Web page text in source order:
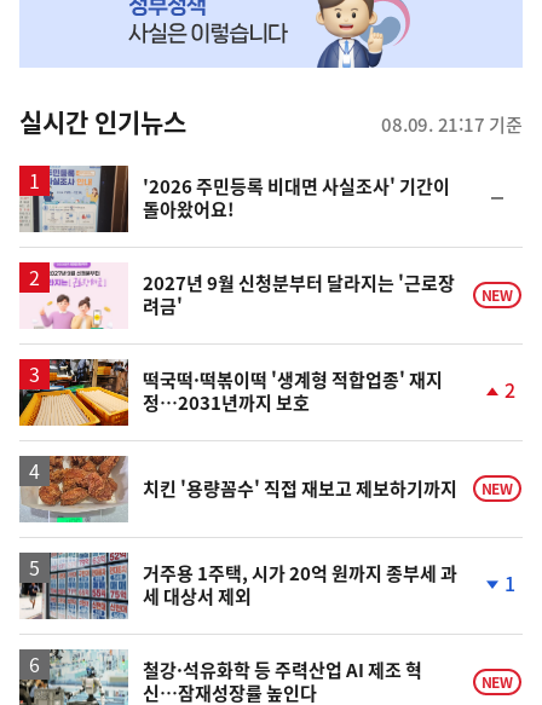
뉴
스
실시간 인기뉴스 08.09. 21:17 기준
'2026 주민등록 비대면 사실조사' 기간이
돌아왔어요!
일
2027년 9월 신청분부터 달라지는 '근로장
려금'
NEW
떡국떡·떡볶이떡 '생계형 적합업종' 재지
정…2031년까지 보호
상
승
2
치킨 '용량꼼수' 직접 재보고 제보하기까지 NEW
거주용 1주택, 시가 20억 원까지 종부세 과
세 대상서 제외
하
락
1
철강·석유화학 등 주력산업 AI 제조 혁
신…잠재성장률 높인다
NEW